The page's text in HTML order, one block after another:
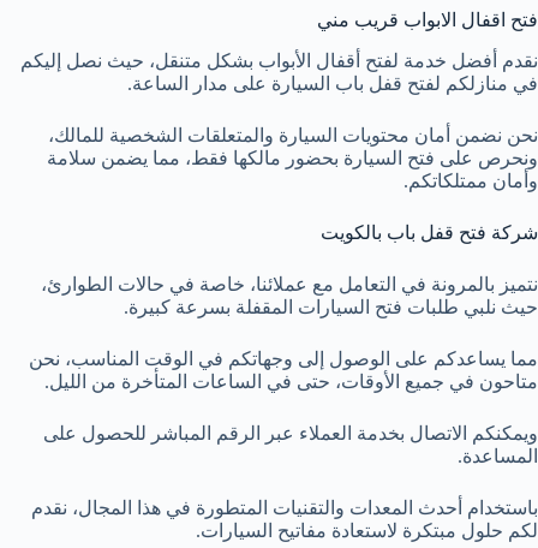
فتح اقفال الابواب قريب مني
نقدم أفضل خدمة لفتح أقفال الأبواب بشكل متنقل، حيث نصل إليكم
في منازلكم لفتح قفل باب السيارة على مدار الساعة.
نحن نضمن أمان محتويات السيارة والمتعلقات الشخصية للمالك،
ونحرص على فتح السيارة بحضور مالكها فقط، مما يضمن سلامة
وأمان ممتلكاتكم.
شركة فتح قفل باب بالكويت
نتميز بالمرونة في التعامل مع عملائنا، خاصة في حالات الطوارئ،
حيث نلبي طلبات فتح السيارات المقفلة بسرعة كبيرة.
مما يساعدكم على الوصول إلى وجهاتكم في الوقت المناسب، نحن
متاحون في جميع الأوقات، حتى في الساعات المتأخرة من الليل.
ويمكنكم الاتصال بخدمة العملاء عبر الرقم المباشر للحصول على
المساعدة.
باستخدام أحدث المعدات والتقنيات المتطورة في هذا المجال، نقدم
لكم حلول مبتكرة لاستعادة مفاتيح السيارات.